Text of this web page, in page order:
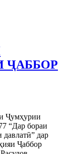
ҶАББОР
Ҷумҳурии
“Дар бораи
дар
Ҷаббор